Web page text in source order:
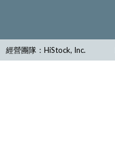
經營團隊：HiStock, Inc.